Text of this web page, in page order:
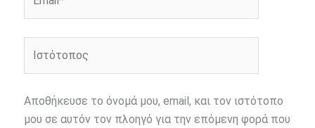
Αποθήκευσε το όνομά μου, email, και τον ιστότοπο
μου σε αυτόν τον πλοηγό για την επόμενη φορά που